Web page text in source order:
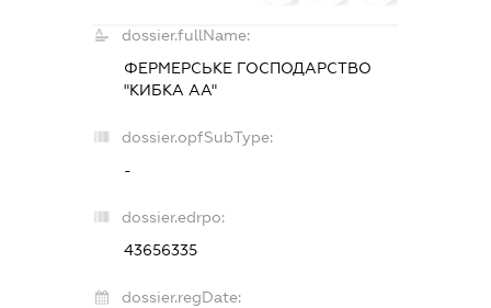
dossier.fullName:
ФЕРМЕРСЬКЕ ГОСПОДАРСТВО
"КИБКА АА"
dossier.opfSubType:
-
dossier.edrpo:
43656335
dossier.regDate: